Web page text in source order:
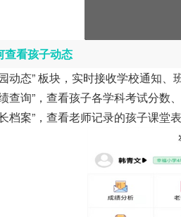
查看孩子动态
动态” 板块，实时接收学校通知、
查询”，查看孩子各学科考试分数
档案”，查看老师记录的孩子课堂